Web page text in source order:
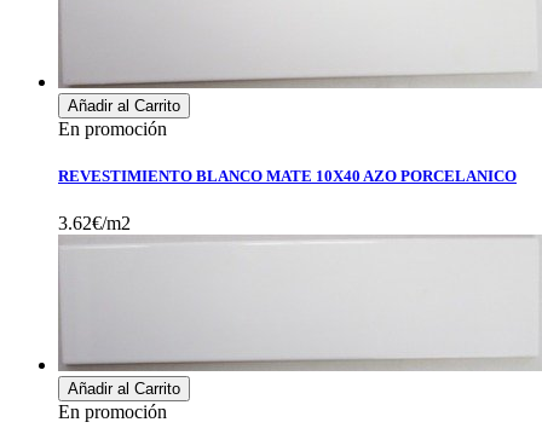
Añadir al Carrito
En promoción
REVESTIMIENTO BLANCO MATE 10X40 AZO PORCELANICO
3.62€/m2
Añadir al Carrito
En promoción